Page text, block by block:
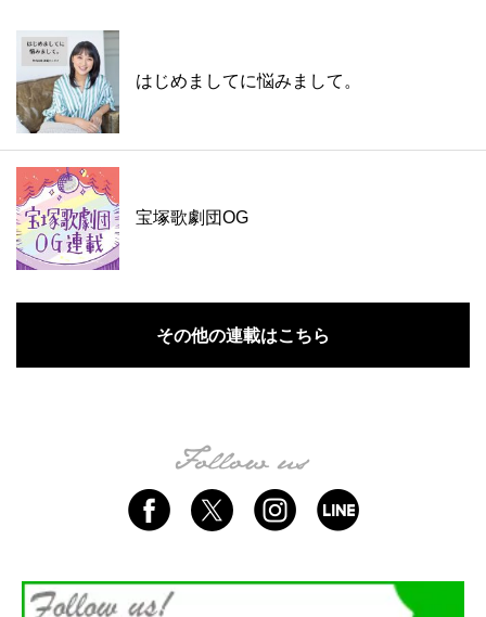
はじめましてに悩みまして。
宝塚歌劇団OG
その他の連載はこちら